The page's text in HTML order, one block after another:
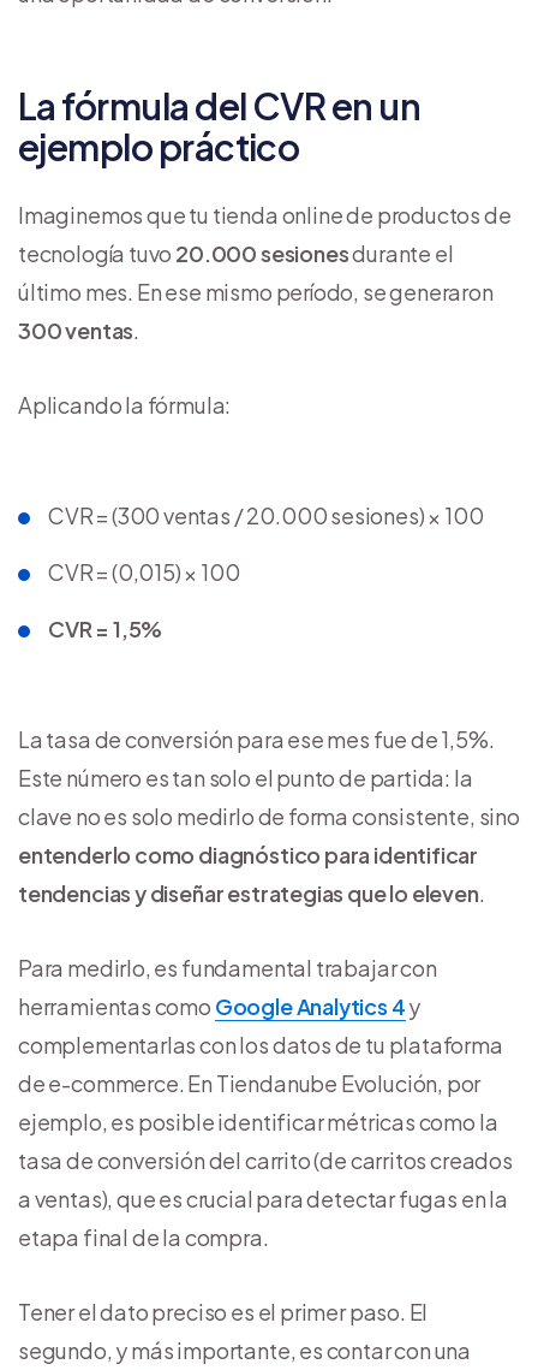
La fórmula del CVR en un
ejemplo práctico
Imaginemos que tu tienda online de productos de
tecnología tuvo 20.000 sesionesdurante el
último mes. En ese mismo período, se generaron
300 ventas.
Aplicando la fórmula:
CVR = (300 ventas / 20.000 sesiones) × 100
CVR = (0,015) × 100
CVR = 1,5%
La tasa de conversión para ese mes fue de 1,5%.
Este número es tan solo el punto de partida: la
clave no es solo medirlo de forma consistente, sino
entenderlo como diagnóstico para identificar
tendencias y diseñar estrategias que lo eleven.
Para medirlo, es fundamental trabajar con
herramientas como Google Analytics 4y
complementarlas con los datos de tu plataforma
de e-commerce. En Tiendanube Evolución, por
ejemplo, es posible identificar métricas como la
tasa de conversión del carrito (de carritos creados
a ventas), que es crucial para detectar fugas en la
etapa final de la compra.
Tener el dato preciso es el primer paso. El
segundo, y más importante, es contar con una